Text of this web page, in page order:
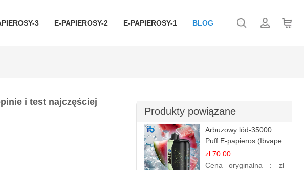
3 E-PAPIEROSY-2 E-PAPIEROSY-1 BLOG
i test najczęściej
Produkty powiązane
Arbuzowy lód-35000
Puff E-papieros (Ibvape
Bar )
zł 70.00
Cena oryginalna： zł